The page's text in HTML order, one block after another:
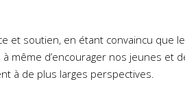
et soutien, en étant convaincu que
même d’encourager nos jeunes et
à de plus larges perspectives.